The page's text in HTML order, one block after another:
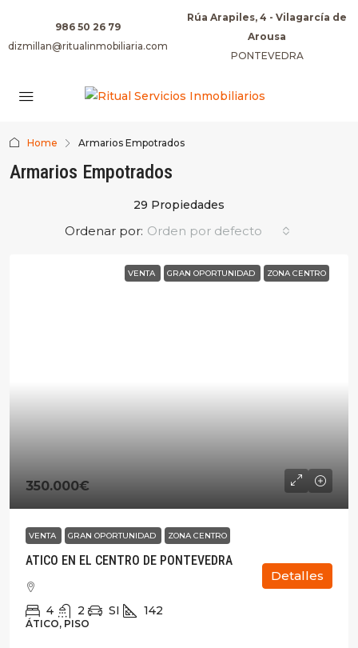
986 50 26 79
dizmillan@ritualinmobiliaria.com
Rúa Arapiles, 4 - Vilagarcía de
Arousa
PONTEVEDRA
Home Armarios Empotrados
Armarios Empotrados
29 Propiedades
Ordenar por: Orden por defecto
VENTA GRAN OPORTUNIDAD ZONA CENTRO
350.000€
VENTA GRAN OPORTUNIDAD ZONA CENTRO
ATICO EN EL CENTRO DE PONTEVEDRA
4 2 SI 142
ÁTICO, PISO
Detalles